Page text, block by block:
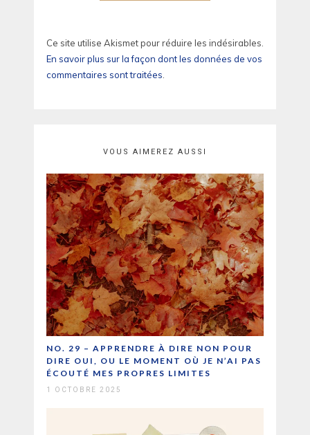
Ce site utilise Akismet pour réduire les indésirables.
En savoir plus sur la façon dont les données de vos
commentaires sont traitées.
VOUS AIMEREZ AUSSI
NO. 29 – APPRENDRE À DIRE NON POUR
DIRE OUI, OU LE MOMENT OÙ JE N’AI PAS
ÉCOUTÉ MES PROPRES LIMITES
1 OCTOBRE 2025